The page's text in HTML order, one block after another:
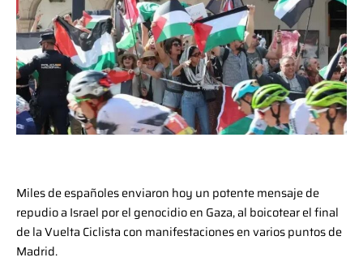
Miles de españoles enviaron hoy un potente mensaje de
repudio a Israel por el genocidio en Gaza, al boicotear el final
de la Vuelta Ciclista con manifestaciones en varios puntos de
Madrid.